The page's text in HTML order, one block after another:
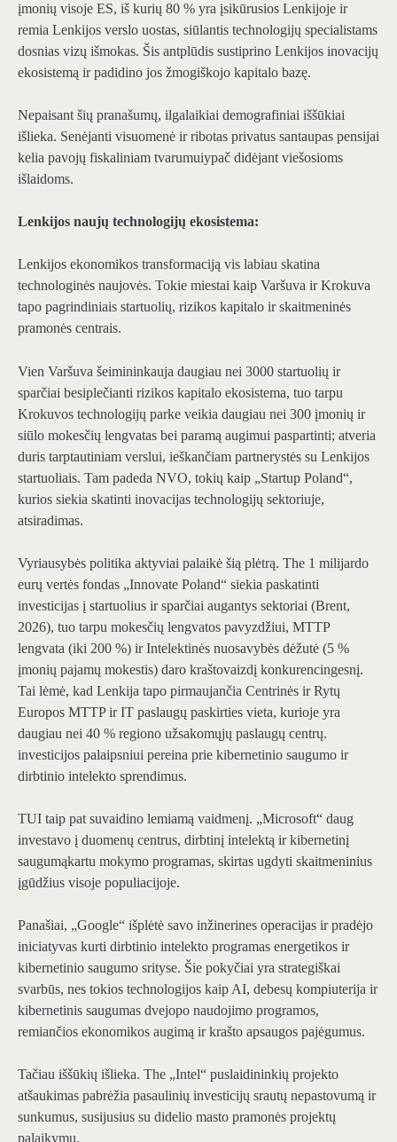
įmonių visoje ES, iš kurių 80 % yra įsikūrusios Lenkijoje ir
remia Lenkijos verslo uostas, siūlantis technologijų specialistams
dosnias vizų išmokas. Šis antplūdis sustiprino Lenkijos inovacijų
ekosistemą ir padidino jos žmogiškojo kapitalo bazę.
Nepaisant šių pranašumų, ilgalaikiai demografiniai iššūkiai
išlieka. Senėjanti visuomenė ir ribotas privatus santaupas pensijai
kelia pavojų fiskaliniam tvarumuiypač didėjant viešosioms
išlaidoms.
Lenkijos naujų technologijų ekosistema:
Lenkijos ekonomikos transformaciją vis labiau skatina
technologinės naujovės. Tokie miestai kaip Varšuva ir Krokuva
tapo pagrindiniais startuolių, rizikos kapitalo ir skaitmeninės
pramonės centrais.
Vien Varšuva šeimininkauja daugiau nei 3000 startuolių ir
sparčiai besiplečianti rizikos kapitalo ekosistema, tuo tarpu
Krokuvos technologijų parke veikia daugiau nei 300 įmonių ir
siūlo mokesčių lengvatas bei paramą augimui paspartinti; atveria
duris tarptautiniam verslui, ieškančiam partnerystės su Lenkijos
startuoliais. Tam padeda NVO, tokių kaip „Startup Poland“,
kurios siekia skatinti inovacijas technologijų sektoriuje,
atsiradimas.
Vyriausybės politika aktyviai palaikė šią plėtrą. The 1 milijardo
eurų vertės fondas „Innovate Poland“ siekia paskatinti
investicijas į startuolius ir sparčiai augantys sektoriai (Brent,
2026), tuo tarpu mokesčių lengvatos pavyzdžiui, MTTP
lengvata (iki 200 %) ir Intelektinės nuosavybės dėžutė (5 %
įmonių pajamų mokestis) daro kraštovaizdį konkurencingesnį.
Tai lėmė, kad Lenkija tapo pirmaujančia Centrinės ir Rytų
Europos MTTP ir IT paslaugų paskirties vieta, kurioje yra
daugiau nei 40 % regiono užsakomųjų paslaugų centrų.
investicijos palaipsniui pereina prie kibernetinio saugumo ir
dirbtinio intelekto sprendimus.
TUI taip pat suvaidino lemiamą vaidmenį. „Microsoft“ daug
investavo į duomenų centrus, dirbtinį intelektą ir kibernetinį
saugumąkartu mokymo programas, skirtas ugdyti skaitmeninius
įgūdžius visoje populiacijoje.
Panašiai, „Google“ išplėtė savo inžinerines operacijas ir pradėjo
iniciatyvas kurti dirbtinio intelekto programas energetikos ir
kibernetinio saugumo srityse. Šie pokyčiai yra strategiškai
svarbūs, nes tokios technologijos kaip AI, debesų kompiuterija ir
kibernetinis saugumas dvejopo naudojimo programos,
remiančios ekonomikos augimą ir krašto apsaugos pajėgumus.
Tačiau iššūkių išlieka. The „Intel“ puslaidininkių projekto
atšaukimas pabrėžia pasaulinių investicijų srautų nepastovumą ir
sunkumus, susijusius su didelio masto pramonės projektų
palaikymu.